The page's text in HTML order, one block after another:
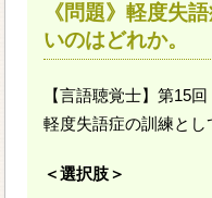
《問題》軽度失
いのはどれか。
【言語聴覚士】第15
軽度失語症の訓練とし
＜選択肢＞